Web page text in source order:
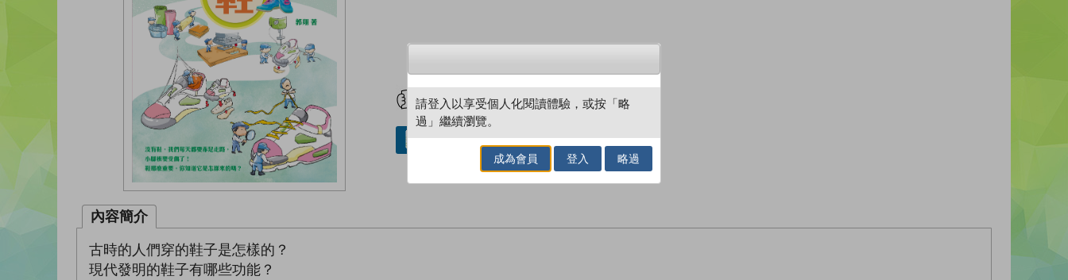
試閲 加入閱讀紀錄
借閱實體書
內容簡介
古時的人們穿的鞋子是怎樣的？
現代發明的鞋子有哪些功能？
請登入以享受個人化閱讀體驗，或按「略
過」繼續瀏覽。
成為會員 登入 略過